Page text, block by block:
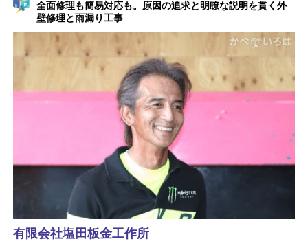
全面修理も簡易対応も。原因の追求と明瞭な説明を貫く外
壁修理と雨漏り工事
有限会社塩田板金工作所